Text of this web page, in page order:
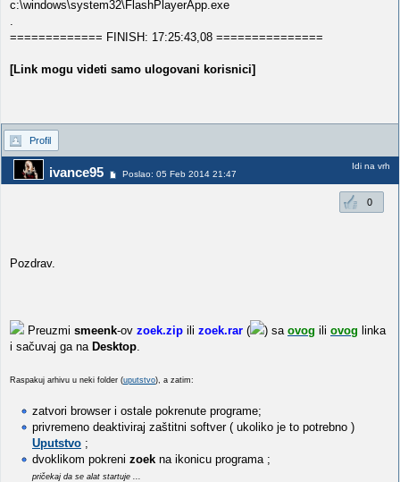
c:\windows\system32\FlashPlayerApp.exe
.
============= FINISH: 17:25:43,08 ===============
[Link mogu videti samo ulogovani korisnici]
Profil
ivance95 Poslao: 05 Feb 2014 21:47
Idi na vrh
0
Pozdrav.
Preuzmi smeenk-ov zoek.zip ili zoek.rar ( ) sa ovog ili ovog linka
i sačuvaj ga na Desktop.
Raspakuj arhivu u neki folder (uputstvo), a zatim:
zatvori browser i ostale pokrenute programe;
privremeno deaktiviraj zaštitni softver ( ukoliko je to potrebno )
Uputstvo ;
dvoklikom pokreni zoek na ikonicu programa ;
pričekaj da se alat startuje ...